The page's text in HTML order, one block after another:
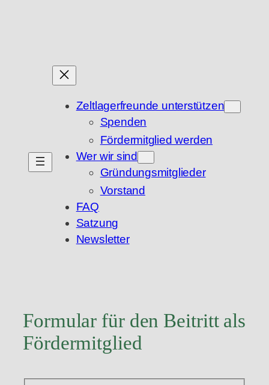
Zeltlagerfreunde unterstützen
Spenden
Fördermitglied werden
Wer wir sind
Gründungsmitglieder
Vorstand
FAQ
Satzung
Newsletter
Formular für den Beitritt als
Fördermitglied